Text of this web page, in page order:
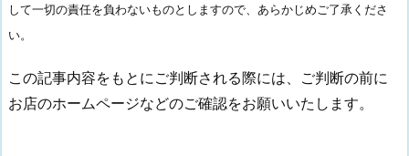
して一切の責任を負わないものとしますので、あらかじめご了承くださ
い。
この記事内容をもとにご判断される際には、ご判断の前に
お店のホームページなどのご確認をお願いいたします。